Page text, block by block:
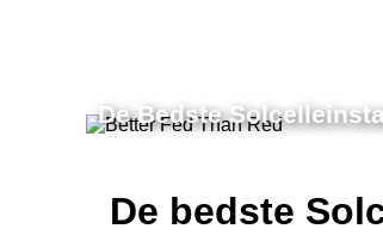
De Bedste
De bedste